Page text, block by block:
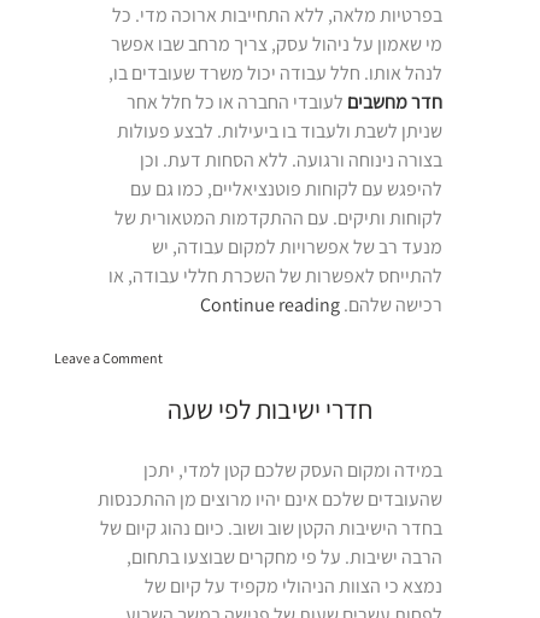
בפרטיות מלאה, ללא התחייבות ארוכה מדי. כל
מי שאמון על ניהול עסק, צריך מרחב שבו אפשר
לנהל אותו. חלל עבודה יכול משרד שעובדים בו,
חדר מחשבים לעובדי החברה או כל חלל אחר
שניתן לשבת ולעבוד בו ביעילות. לבצע פעולות
בצורה נינוחה ורגועה. ללא הסחות דעת. וכן
להיפגש עם לקוחות פוטנציאליים, כמו גם עם
לקוחות ותיקים. עם ההתקדמות המטאורית של
מנעד רב של אפשרויות למקום עבודה, יש
להתייחס לאפשרות של השכרת חללי עבודה, או
רכישה שלהם. Continue reading“חלל
Leave a Commenton
בתל
חדרי ישיבות לפי שעה
במידה ומקום העסק שלכם קטן למדי, יתכן
שהעובדים שלכם אינם יהיו מרוצים מן ההתכנסות
בחדר הישיבות הקטן שוב ושוב. כיום נהוג קיום של
הרבה ישיבות. על פי מחקרים שבוצעו בתחום,
נמצא כי הצוות הניהולי מקפיד על קיום של